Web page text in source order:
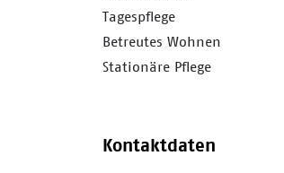
Tagespflege
Betreutes Wohnen
Stationäre Pflege
Kontaktdaten